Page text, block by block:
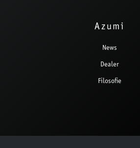
Azumi
News
Dealer
Filosofie